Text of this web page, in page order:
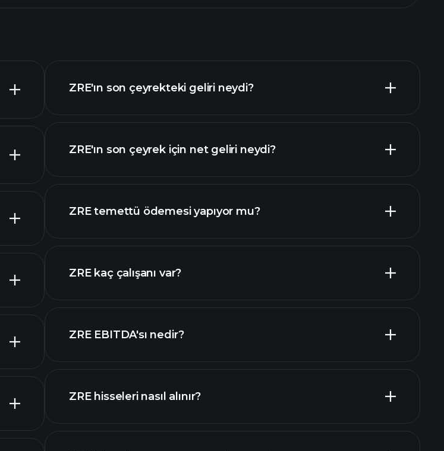
ZRE'ın son çeyrekteki geliri neydi?
mali raporlar
ZRE'ın son çeyrek için net geliri neydi?
ZRE temettü ödemesi yapıyor mu?
yüksek
temettü ödeyen hisseler
ZRE kaç çalışanı var?
en büyük işverenler
ZRE EBITDA'sı nedir?
mali raporlar
ZRE hisseleri nasıl alınır?